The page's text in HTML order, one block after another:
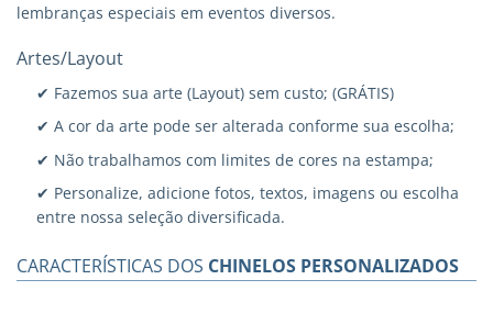
lembranças especiais em eventos diversos.
Artes/Layout
✔ Fazemos sua arte (Layout) sem custo; (GRÁTIS)
✔ A cor da arte pode ser alterada conforme sua escolha;
✔ Não trabalhamos com limites de cores na estampa;
✔ Personalize, adicione fotos, textos, imagens ou escolha
entre nossa seleção diversificada.
CARACTERÍSTICAS DOS CHINELOS PERSONALIZADOS